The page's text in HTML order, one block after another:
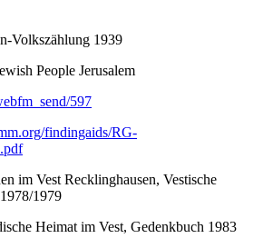
Volkszählung 1939
People Jerusalem
597
findingaids/RG-
im Vest Recklinghausen, Vestische
1979
Heimat im Vest, Gedenkbuch 1983